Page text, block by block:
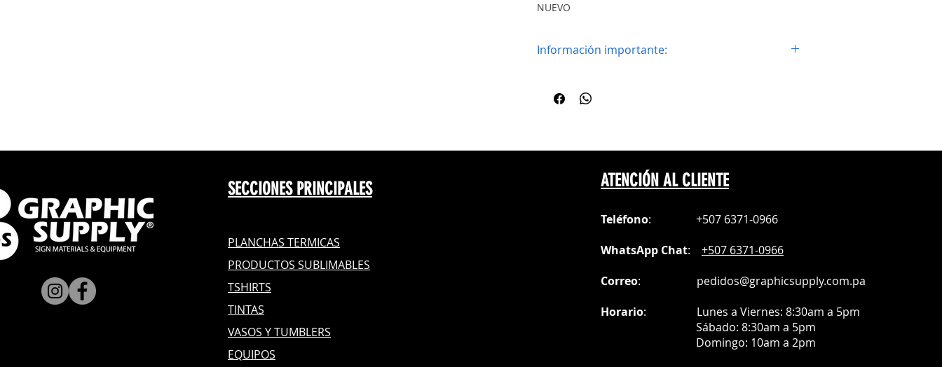
NUEVO
Información importante:
compatible con su maquina, los consumibles no
tienen garantía ni devolución.
Precio no incluye intalación
SECCIONES PRINCIPALES
PLANCHAS TERMICAS
PRODUCTOS SUBLIMABLES
TSHIRTS
TINTAS
VASOS Y TUMBLERS
EQUIPOS
ATENCIÓN AL CLIENTE
Teléfono: +507 6371-0966
WhatsApp Chat: +507 6371-0966
Correo: pedidos@graphicsupply.com.pa
Horario: Lunes a Viernes: 8:30am a 5pm
Sábado: 8:30am a 5pm
Domingo: 10am a 2pm